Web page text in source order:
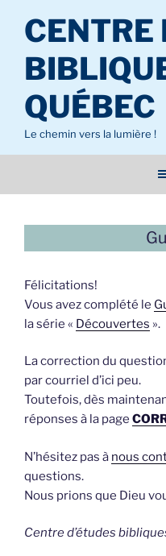
contenu
principal
CENTRE
QUÉBEC
Le chemin vers la lumière !
Félicitations!
Vous avez complété le
la série « Découvertes ».
La correction du
par courriel d’ici peu.
Toutefois, dès
réponses à la page
N’hésitez pas à nous
questions.
Nous prions que Dieu
Centre d’études